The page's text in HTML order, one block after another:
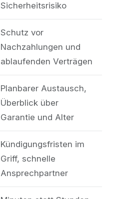
Sicherheitsrisiko
Schutz vor
Nachzahlungen und
ablaufenden Verträgen
Planbarer Austausch,
Überblick über
Garantie und Alter
Kündigungsfristen im
Griff, schnelle
Ansprechpartner